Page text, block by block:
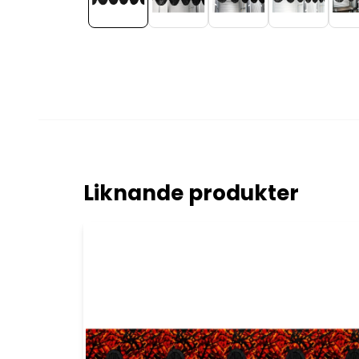
Liknande produkter